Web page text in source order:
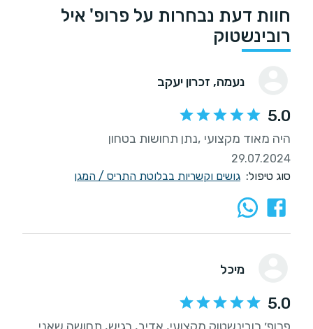
חוות דעת נבחרות על פרופ' איל
רובינשטוק
נעמה, זכרון יעקב
5.0
היה מאוד מקצועי ,נתן תחושות בטחון
29.07.2024
סוג טיפול: גושים וקשריות בבלוטת התריס / המגן
מיכל
5.0